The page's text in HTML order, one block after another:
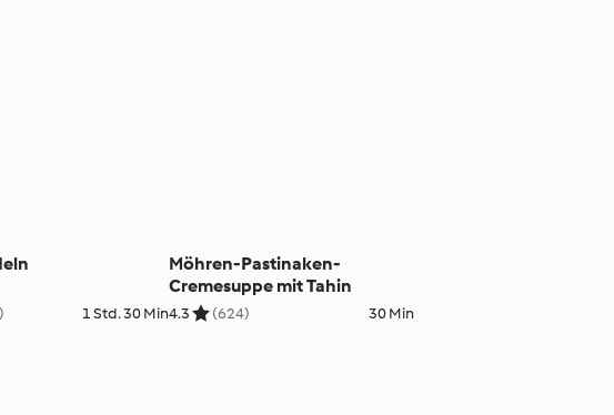
1 Std. 30 Min
Möhren-Pastinaken-
Cremesuppe mit Tahin
4.3 (624) 30 Min